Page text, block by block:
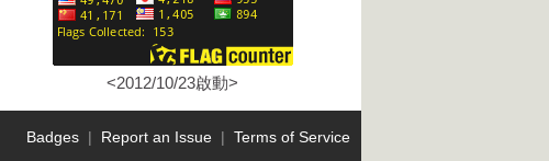
<2012/10/23啟動>
Badges | Report an Issue | Terms of Service